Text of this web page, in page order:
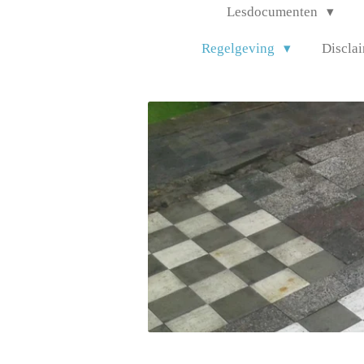
Lesdocumenten
Regelgeving